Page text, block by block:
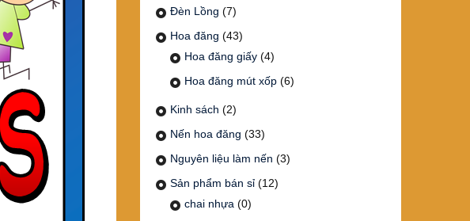
Đèn Lồng (7)
Hoa đăng (43)
Hoa đăng giấy (4)
Hoa đăng mút xốp (6)
Kinh sách (2)
Nến hoa đăng (33)
Nguyên liệu làm nến (3)
Sản phẩm bán sỉ (12)
chai nhựa (0)